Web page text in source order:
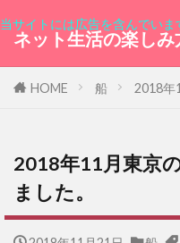
当サイトには広告を含んでいま
ネット生活の楽しみ
HOME 船 2018年
2018年11月東京
ました。